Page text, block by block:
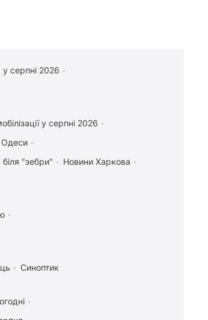
у серпні 2026
у серпні 2026
Одеси
біля "зебри"
Новини Харкова
Синоптик